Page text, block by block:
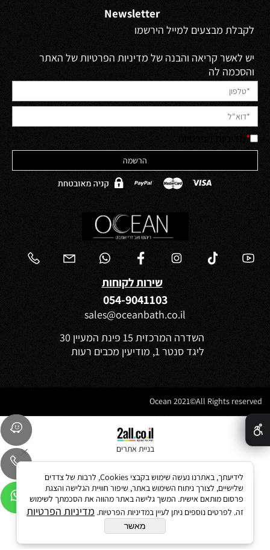
Newsletter
לקבלת מבצעים למייל הירשמו
יש לאשר קריאה והבנה של מדיניות הפרטיות של האתר
והסכמה לה
*
שירות לקוחות
054-9041103
sales@oceanbath.co.il
השדרה המרכזית 15 פינת המעיין 30
ליגד סנטר 1, מודיעין מכבים רעות
בניית אתרים
לידיעתך, באתרנו נעשה שימוש בקבצי Cookies, לרבות של צדדים
שלישיים, לצורך ניתוח השימוש באתר, שיפור חוויית הגלישה והצגת
פרסום מותאם אישית. המשך גלישה באתר מהווה את הסכמתך לשימוש
זה. לפרטים נוספים ניתן לעיין במדיניות הפרטיות. מדיניות הפרטיות
מאשר